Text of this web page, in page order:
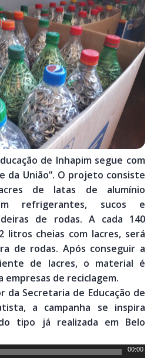
de Inhapim segue com
da União”. O projeto consiste
de latas de alumínio
refrigerantes, sucos e
de rodas. A cada 140
litros cheias com lacres, será
de rodas. Após conseguir a
de lacres, o material é
empresas de reciclagem.
da Secretaria de Educação de
a campanha se inspira
tipo já realizada em Belo
00:00